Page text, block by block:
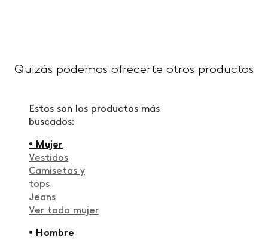
Quizás podemos ofrecerte otros productos
Estos son los productos más
buscados:
• Mujer
Vestidos
Camisetas y
tops
Jeans
Ver todo mujer
• Hombre